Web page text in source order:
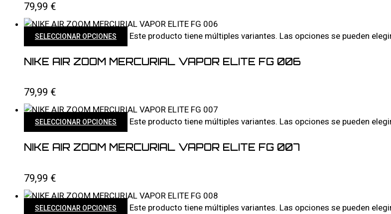
79,99 €
SELECCIONAR OPCIONES Este producto tiene múltiples variantes. Las opciones se pueden
NIKE AIR ZOOM MERCURIAL VAPOR ELITE FG 006
79,99 €
SELECCIONAR OPCIONES Este producto tiene múltiples variantes. Las opciones se pueden
NIKE AIR ZOOM MERCURIAL VAPOR ELITE FG 007
79,99 €
SELECCIONAR OPCIONES Este producto tiene múltiples variantes. Las opciones se pueden